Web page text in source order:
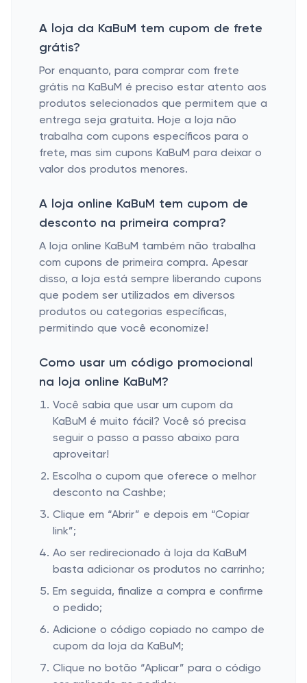
A loja da KaBuM tem cupom de frete
grátis?
Por enquanto, para comprar com frete
grátis na KaBuM é preciso estar atento aos
produtos selecionados que permitem que a
entrega seja gratuita. Hoje a loja não
trabalha com cupons específicos para o
frete, mas sim cupons KaBuM para deixar o
valor dos produtos menores.
A loja online KaBuM tem cupom de
desconto na primeira compra?
A loja online KaBuM também não trabalha
com cupons de primeira compra. Apesar
disso, a loja está sempre liberando cupons
que podem ser utilizados em diversos
produtos ou categorias específicas,
permitindo que você economize!
Como usar um código promocional
na loja online KaBuM?
Você sabia que usar um cupom da
KaBuM é muito fácil? Você só precisa
seguir o passo a passo abaixo para
aproveitar!
Escolha o cupom que oferece o melhor
desconto na Cashbe;
Clique em “Abrir” e depois em “Copiar
link”;
Ao ser redirecionado à loja da KaBuM
basta adicionar os produtos no carrinho;
Em seguida, finalize a compra e confirme
o pedido;
Adicione o código copiado no campo de
cupom da loja da KaBuM;
Clique no botão “Aplicar” para o código